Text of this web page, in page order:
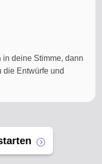
in deine Stimme, dann
Entwürfe und